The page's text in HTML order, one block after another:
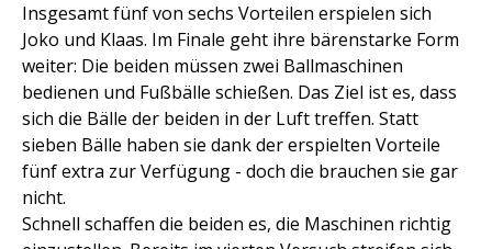
Insgesamt fünf von sechs Vorteilen erspielen sich
Joko und Klaas. Im Finale geht ihre bärenstarke Form
weiter: Die beiden müssen zwei Ballmaschinen
bedienen und Fußbälle schießen. Das Ziel ist es, dass
sich die Bälle der beiden in der Luft treffen. Statt
sieben Bälle haben sie dank der erspielten Vorteile
fünf extra zur Verfügung - doch die brauchen sie gar
nicht.
Schnell schaffen die beiden es, die Maschinen richtig